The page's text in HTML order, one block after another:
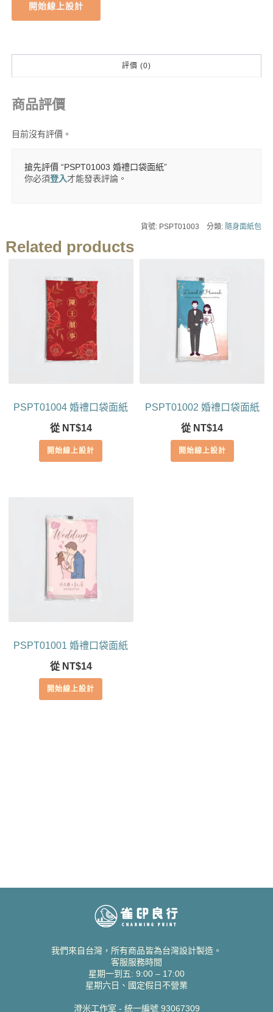
開始線上設計
評價 (0)
商品評價
目前沒有評價。
搶先評價 “PSPT01003 婚禮口袋面紙”
你必須登入才能發表評論。
貨號: PSPT01003 分類: 隨身面紙包
Related products
PSPT01004 婚禮口袋面紙
從 NT$14
開始線上設計
PSPT01002 婚禮口袋面紙
從 NT$14
開始線上設計
PSPT01001 婚禮口袋面紙
從 NT$14
開始線上設計
我們來自台灣，所有商品皆為台灣設計製造。
客服服務時間
星期一到五: 9:00 – 17:00
星期六日、國定假日不營業
澄米工作室 - 統一編號 93067309